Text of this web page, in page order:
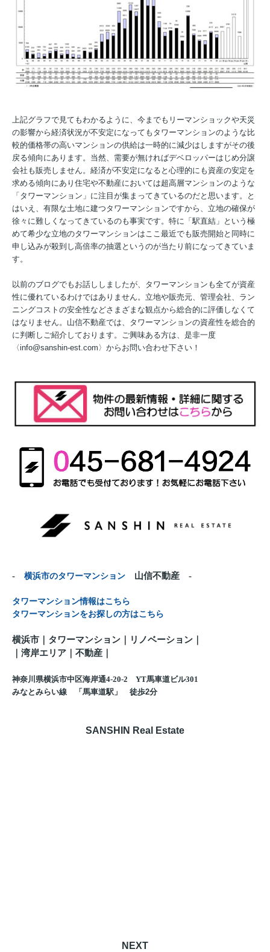
上記グラフで見てもわかるように、今までもリーマンショックや天災
の影響から経済状況が不安定になってもタワーマンションのような比
較的価格帯の高いマンションの供給は一時的に減少はしますがその後
戻る傾向にあります。当然、需要が無ければデベロッパーはじめ分譲
会社も販売しません。経済が不安定になると心理的にも資産の安定を
求める傾向にあり住宅や不動産においては超高層マンションのような
「タワーマンション」に注目が集まってきているのだと思います。と
はいえ、有限な土地に建つタワーマンションですから、立地の確保が
徐々に難しくなってきているのも事実です。特に「駅直結」という極
めて希少な立地のタワーマンションはここ最近でも販売開始と同時に
申し込みが殺到し高倍率の抽選というのが当たり前になってきていま
す。
以前のブログでもお話ししましたが、タワーマンションも全てが資産
性に優れているわけではありません。立地や販売元、管理会社、ラン
ニングコストの安全性などさまざまな観点から総合的に評価しなくて
はなりません。山信不動産では、タワーマンションの資産性を総合的
に判断しご紹介しております。ご興味ある方は、是非一度
〈info@sanshin-est.com〉からお問い合わせ下さい！
- 横浜市のタワーマンション 山信不動産 -
タワーマンション情報はこちら
タワーマンションをお探しの方はこちら
横浜市｜タワーマンション｜リノベーション｜
湾岸エリア｜不動産
神奈川県横浜市中区海岸通4-20-2 YT馬車道ビル301
みなとみらい線 「馬車道駅」 徒歩2分
SANSHIN Real Estate
NEXT